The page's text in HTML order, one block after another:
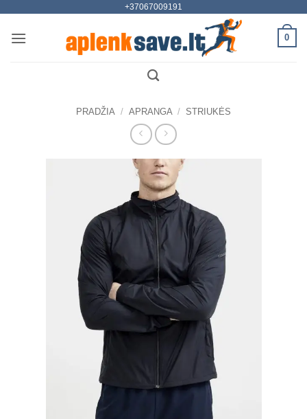
content
+37067009191
0
PRADŽIA / APRANGA / STRIUKĖS